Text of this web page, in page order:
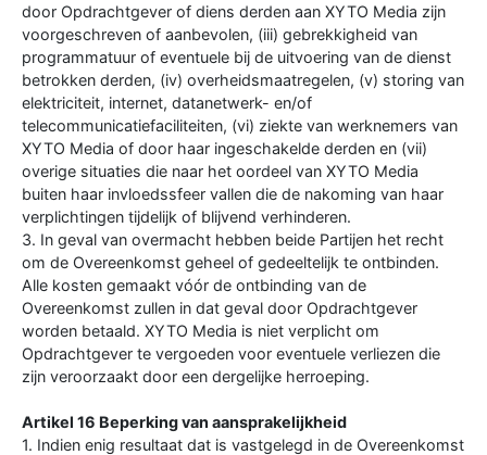
door Opdrachtgever of diens derden aan XYTO Media zijn
voorgeschreven of aanbevolen, (iii) gebrekkigheid van
programmatuur of eventuele bij de uitvoering van de dienst
betrokken derden, (iv) overheidsmaatregelen, (v) storing van
elektriciteit, internet, datanetwerk- en/of
telecommunicatiefaciliteiten, (vi) ziekte van werknemers van
XYTO Media of door haar ingeschakelde derden en (vii)
overige situaties die naar het oordeel van XYTO Media
buiten haar invloedssfeer vallen die de nakoming van haar
verplichtingen tijdelijk of blijvend verhinderen.
3. In geval van overmacht hebben beide Partijen het recht
om de Overeenkomst geheel of gedeeltelijk te ontbinden.
Alle kosten gemaakt vóór de ontbinding van de
Overeenkomst zullen in dat geval door Opdrachtgever
worden betaald. XYTO Media is niet verplicht om
Opdrachtgever te vergoeden voor eventuele verliezen die
zijn veroorzaakt door een dergelijke herroeping.
Artikel 16 Beperking van aansprakelijkheid
1. Indien enig resultaat dat is vastgelegd in de Overeenkomst